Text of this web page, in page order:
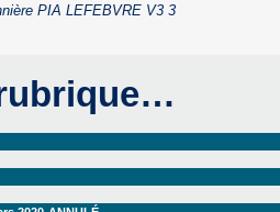
PIA LEFEBVRE V3 3